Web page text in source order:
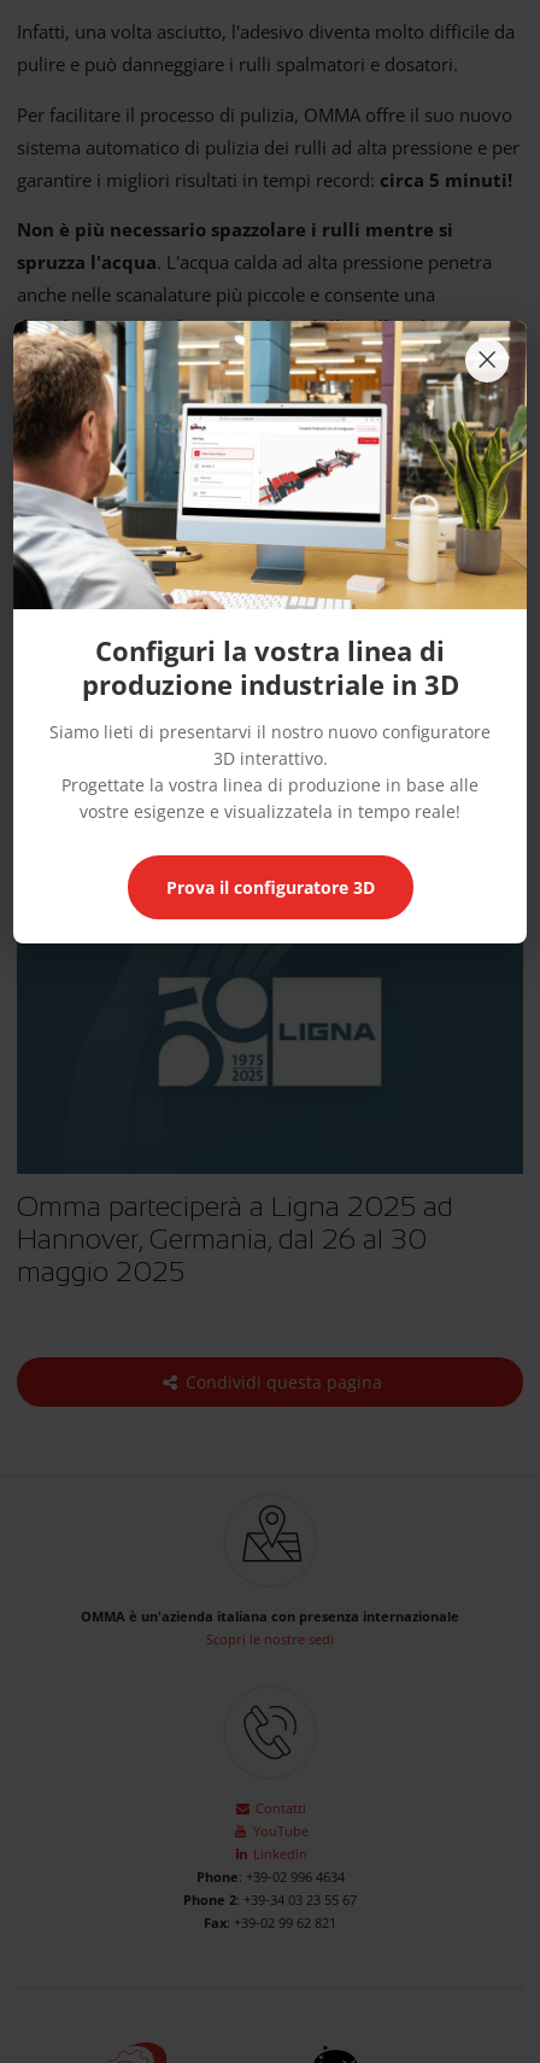
×
Configuri la vostra linea di
produzione industriale in 3D
Siamo lieti di presentarvi il nostro nuovo configuratore
3D interattivo.
Progettate la vostra linea di produzione in base alle
vostre esigenze e visualizzatela in tempo reale!
Prova il configuratore 3D
Infatti, una volta asciutto, l'adesivo diventa molto difficile da
pulire e può danneggiare i rulli spalmatori e dosatori.
Per facilitare il processo di pulizia, OMMA offre il suo nuovo
sistema automatico di pulizia dei rulli ad alta pressione e per
garantire i migliori risultati in tempi record: circa 5 minuti!
Non è più necessario spazzolare i rulli mentre si
spruzza l'acqua. L'acqua calda ad alta pressione penetra
anche nelle scanalature più piccole e consente una
dissoluzione rapida e completa delle colle a base
d'acqua.
Una volta attivato il programma tramite il display digitale, il
sistema di pulizia automatica OMMA pulisce i rulli
spruzzando acqua in una serie preimpostata di cicli, avanti e
indietro.
I getti si muovono automaticamente lungo i rulli e spruzzano
l'acqua in modo uniforme sulla loro superficie.
L'acqua di scarico e i residui prodotti vengono raccolti nella
vasca di scarico.
Questa opzione è attualmente disponibile per il modello
, la spalmatrice di colla a base acqua di fascia alta
OMMA.
Omma parteciperà a Ligna 2025 ad
Hannover, Germania, dal 26 al 30
maggio 2025
Condividi questa pagina
OMMA è un'azienda italiana con presenza internazionale
Scopri le nostre sedi
Contatti
YouTube
Linkedin
Phone: +39-02 996 4634
Phone 2: +39-34 03 23 55 67
Fax: +39-02 99 62 821